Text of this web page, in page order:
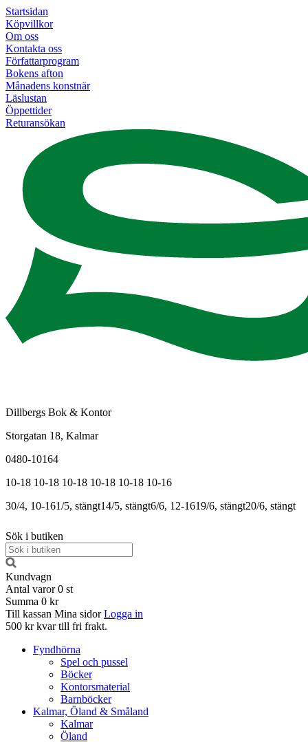
Startsidan
Köpvillkor
Om oss
Kontakta oss
Författarprogram
Bokens afton
Månadens konstnär
Läslustan
Öppettider
Returansökan
Dillbergs Bok & Kontor
Storgatan 18, Kalmar
0480-10164
10-18 10-18 10-18 10-18 10-18 10-16
30/4, 10-161/5, stängt14/5, stängt6/6, 12-1619/6, stängt20/6, stängt
Sök i butiken
Kundvagn
Antal varor 0 st
Summa 0 kr
Till kassan Mina sidor Logga in
500 kr kvar till fri frakt.
Fyndhörna
Spel och pussel
Böcker
Kontorsmaterial
Barnböcker
Kalmar, Öland & Småland
Kalmar
Öland